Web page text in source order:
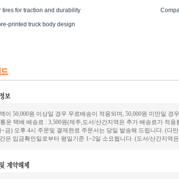
tires for traction and durability
printed truck body design
이 50,000원 이상일 경우 무료배송이 적용되며, 50,000원 미만일 경
운 택배 배송료 : 3,500원(제주,도서/산간지역은 추가 배송료가 적용
~금) 오후 4시 주문및 결제완료 주문서는 당일 발송해 드립니다. (다
은 입금확인일로부터 평일기준 1~2일 소요됩니다. (도서/산간지역